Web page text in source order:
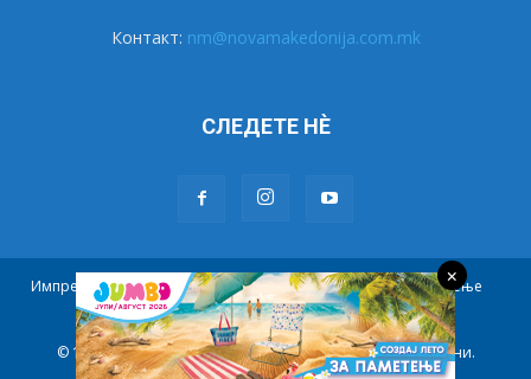
Контакт: nm@novamakedonija.com.mk
СЛЕДЕТЕ НÈ
Импресум Маркетинг Претплата
Правила на користење
Контакт
© 1944 - 2021 НОВА МАКЕДОНИЈА. Сите права се задржани.
×